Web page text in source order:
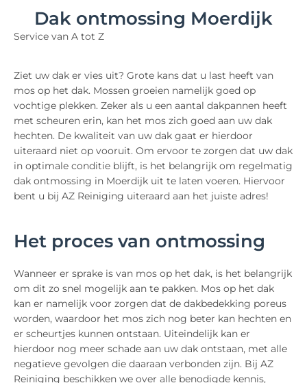
Dak ontmossing Moerdijk
Service van A tot Z
Ziet uw dak er vies uit? Grote kans dat u last heeft van
mos op het dak. Mossen groeien namelijk goed op
vochtige plekken. Zeker als u een aantal dakpannen heeft
met scheuren erin, kan het mos zich goed aan uw dak
hechten. De kwaliteit van uw dak gaat er hierdoor
uiteraard niet op vooruit. Om ervoor te zorgen dat uw dak
in optimale conditie blijft, is het belangrijk om regelmatig
dak ontmossing in Moerdijk uit te laten voeren. Hiervoor
bent u bij AZ Reiniging uiteraard aan het juiste adres!
Het proces van ontmossing
Wanneer er sprake is van mos op het dak, is het belangrijk
om dit zo snel mogelijk aan te pakken. Mos op het dak
kan er namelijk voor zorgen dat de dakbedekking poreus
worden, waardoor het mos zich nog beter kan hechten en
er scheurtjes kunnen ontstaan. Uiteindelijk kan er
hierdoor nog meer schade aan uw dak ontstaan, met alle
negatieve gevolgen die daaraan verbonden zijn. Bij AZ
Reiniging beschikken we over alle benodigde kennis,